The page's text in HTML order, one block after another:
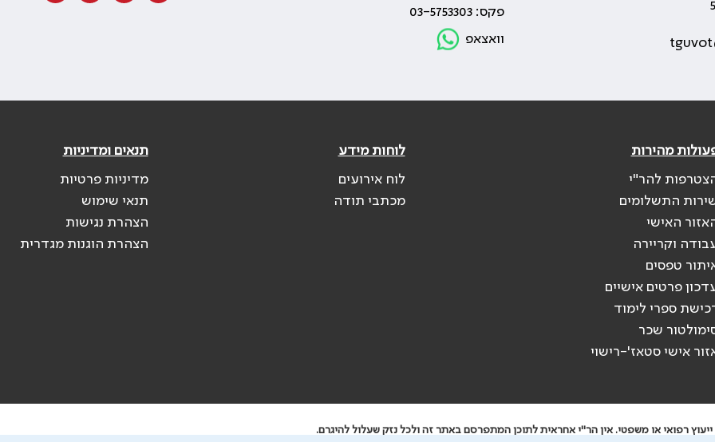
פקס: 03-5753303
וואצאפ
מהירות
להר"י
התשלומים
האישי
וקריירה
טפסים
פרטים אישיים
ספרי לימוד
שכר
אישי סטאז'-רישוי
לוחות מידע
לוח אירועים
מכתבי תודה
תנאים ומדיניות
מדיניות פרטיות
תנאי שימוש
הצהרת נגישות
הצהרת הוגנות מגדרית
רפואי או משפטי. אין הר"י אחראית לתוכן המתפרסם באתר זה ולכל נזק שעלול להיגרם.